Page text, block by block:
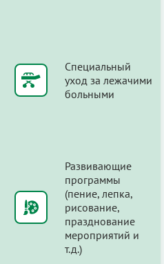
Специальный
уход за лежачими
больными
Развивающие
программы
(пение, лепка,
рисование,
празднование
мероприятий и
т.д.)